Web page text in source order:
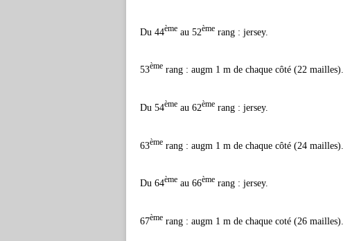
Du 44ème au 52ème rang : jersey.
53ème rang : augm 1 m de chaque côté (22 mailles).
Du 54ème au 62ème rang : jersey.
63ème rang : augm 1 m de chaque côté (24 mailles).
Du 64ème au 66ème rang : jersey.
67ème rang : augm 1 m de chaque coté (26 mailles).